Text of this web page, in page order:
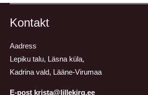
Kontakt
Aadress
Lepiku talu, Läsna küla,
Kadrina vald, Lääne-Virumaa
E-post krista@lillekirg.ee